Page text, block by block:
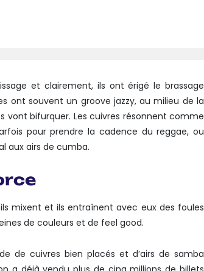
et clairement, ils ont érigé le brassage
ont souvent un groove jazzy, au milieu de la
vont bifurquer. Les cuivres résonnent comme
pour prendre la cadence du reggae, ou
aux airs de cumba.
mixent et ils entraînent avec eux des foules
de couleurs et de feel good.
de cuivres bien placés et d’airs de samba